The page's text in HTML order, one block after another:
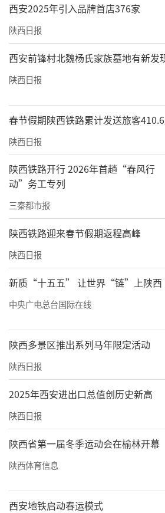
西安2025年引入品牌首店376家
陕西日报
西安前锋村北魏杨氏家族墓地有新发
陕西日报
春节假期陕西铁路累计发送旅客
陕西日报
陕西铁路开行 2026年首趟“春风行
动”务工专列
三秦都市报
陕西铁路迎来春节假期返程高峰
陕西日报
新质“十五五” 让世界“链”上陕西
中央广电总台国际在线
陕西多景区推出系列马年限定活动
陕西日报
2025年西安进出口总值创历史新高
陕西日报
陕西省第一届冬季运动会在榆林开幕
陕西体育信息
西安地铁启动春运模式